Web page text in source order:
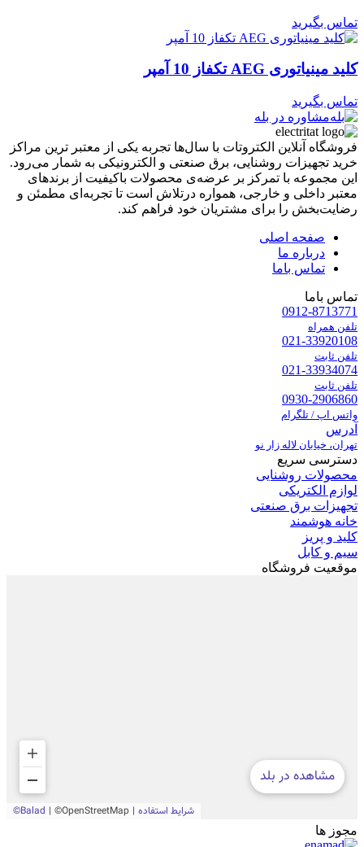
تماس بگیرید
کلید مینیاتوری AEG تکفاز 10 آمپر
تماس بگیرید
مشاوره در بله
فروشگاه آنلاین الکتروتات با سال‌ها تجربه یکی از معتبر ترین مراکز
خرید تجهیزات روشنایی، برق صنعتی و الکترونیکی به شمار می‌رود.
این مجموعه با تمرکز بر عرضه‌ی محصولات باکیفیت از برندهای
معتبر داخلی و خارجی، همواره درتلاش است تا تجربه‌ای مطمئن و
رضایت‌بخش را برای مشتریان خود فراهم کند.
صفحه اصلی
درباره ما
تماس باما
تماس باما
0912-8713771
تلفن همراه
021-33920108
تلفن ثابت
021-33934074
تلفن ثابت
0930-2906860
واتس اپ / تلگرام
آدرس
تهران، خیابان لاله زار نو
دسترسی سریع
محصولات روشنایی
لوازم الکتریکی
تجهیزات برق صنعتی
خانه هوشمند
کلید و پریز
سیم و کابل
موقعیت فروشگاه
مجوز ها